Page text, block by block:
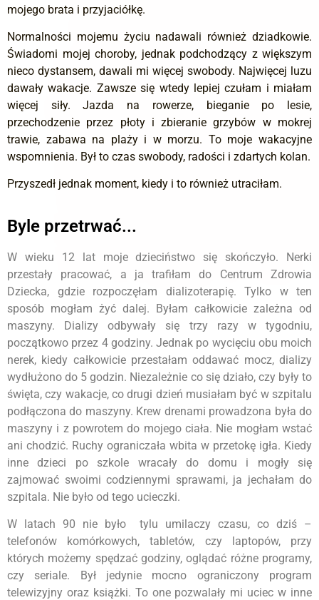
mojego brata i przyjaciółkę.
Normalności mojemu życiu nadawali również dziadkowie.
Świadomi mojej choroby, jednak podchodzący z większym
nieco dystansem, dawali mi więcej swobody. Najwięcej luzu
dawały wakacje. Zawsze się wtedy lepiej czułam i miałam
więcej siły. Jazda na rowerze, bieganie po lesie,
przechodzenie przez płoty i zbieranie grzybów w mokrej
trawie, zabawa na plaży i w morzu. To moje wakacyjne
wspomnienia. Był to czas swobody, radości i zdartych kolan.
Przyszedł jednak moment, kiedy i to również utraciłam.
Byle przetrwać...
W wieku 12 lat moje dzieciństwo się skończyło. Nerki
przestały pracować, a ja trafiłam do Centrum Zdrowia
Dziecka, gdzie rozpoczęłam dializoterapię. Tylko w ten
sposób mogłam żyć dalej. Byłam całkowicie zależna od
maszyny. Dializy odbywały się trzy razy w tygodniu,
początkowo przez 4 godziny. Jednak po wycięciu obu moich
nerek, kiedy całkowicie przestałam oddawać mocz, dializy
wydłużono do 5 godzin. Niezależnie co się działo, czy były to
święta, czy wakacje, co drugi dzień musiałam być w szpitalu
podłączona do maszyny. Krew drenami prowadzona była do
maszyny i z powrotem do mojego ciała. Nie mogłam wstać
ani chodzić. Ruchy ograniczała wbita w przetokę igła. Kiedy
inne dzieci po szkole wracały do domu i mogły się
zajmować swoimi codziennymi sprawami, ja jechałam do
szpitala. Nie było od tego ucieczki.
W latach 90 nie było tylu umilaczy czasu, co dziś –
telefonów komórkowych, tabletów, czy laptopów, przy
których możemy spędzać godziny, oglądać różne programy,
czy seriale. Był jedynie mocno ograniczony program
telewizyjny oraz książki. To one pozwalały mi uciec w inne